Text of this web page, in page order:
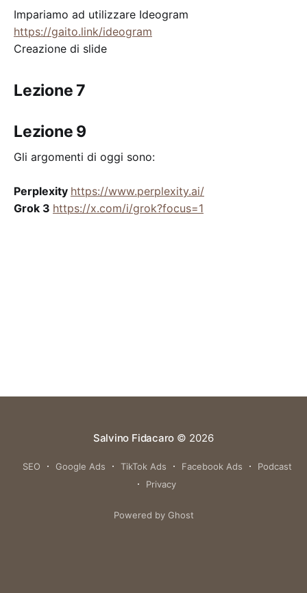
Impariamo ad utilizzare Ideogram
https://gaito.link/ideogram
Creazione di slide
Lezione 7
Lezione 9
Gli argomenti di oggi sono:
Perplexity https://www.perplexity.ai/
Grok 3 https://x.com/i/grok?focus=1
Salvino Fidacaro © 2026
SEO Google Ads TikTok Ads Facebook Ads
Podcast
Privacy
Powered by Ghost